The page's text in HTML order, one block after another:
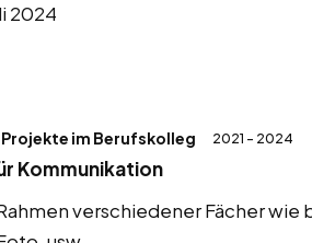
2024
im Berufskolleg 2021 - 2024
Kommunikation
verschiedener Fächer wie